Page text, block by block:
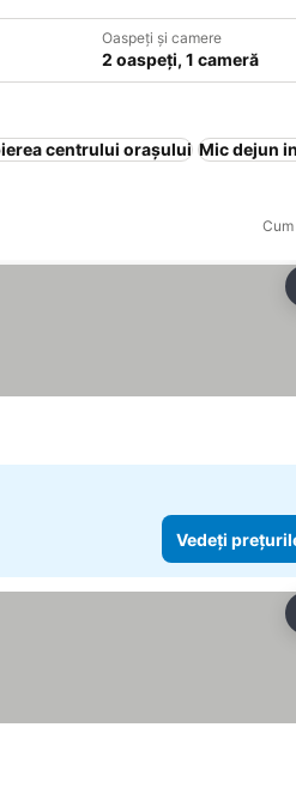
Oaspeți și camere
2 oaspeți, 1 cameră
centrului orașului Mic dejun
Vedeți